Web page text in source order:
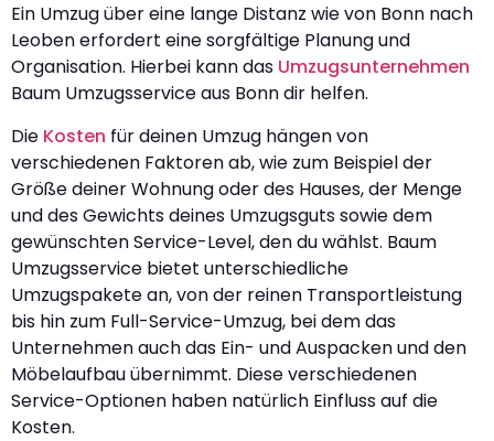
Ein Umzug über eine lange Distanz wie von Bonn nach
Leoben erfordert eine sorgfältige Planung und
Organisation. Hierbei kann das Umzugsunternehmen
Baum Umzugsservice aus Bonn dir helfen.
Die Kosten für deinen Umzug hängen von
verschiedenen Faktoren ab, wie zum Beispiel der
Größe deiner Wohnung oder des Hauses, der Menge
und des Gewichts deines Umzugsguts sowie dem
gewünschten Service-Level, den du wählst. Baum
Umzugsservice bietet unterschiedliche
Umzugspakete an, von der reinen Transportleistung
bis hin zum Full-Service-Umzug, bei dem das
Unternehmen auch das Ein- und Auspacken und den
Möbelaufbau übernimmt. Diese verschiedenen
Service-Optionen haben natürlich Einfluss auf die
Kosten.